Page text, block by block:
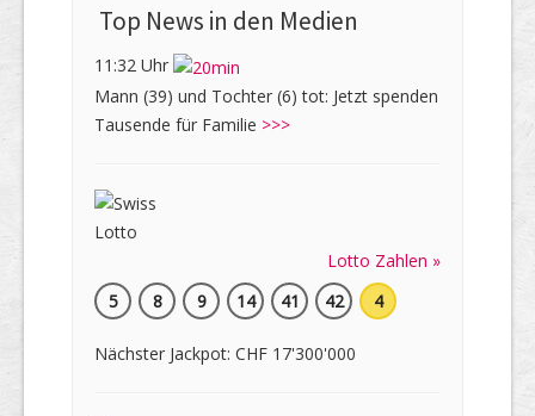
Top News in den Medien
11:32 Uhr
Mann (39) und Tochter (6) tot: Jetzt spenden
Tausende für Familie >>>
Lotto Zahlen »
5
8 9 14 41 42 4
Nächster Jackpot: CHF 17'300'000